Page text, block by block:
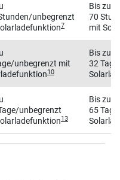
unbegrenzt
7
Bis zu
70
mit
unbegrenzt mit
10
Bis zu
32
unbegrenzt
13
Bis zu
65